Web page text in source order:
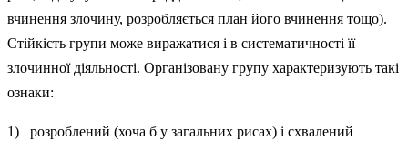
вчинення злочину, розробляється план його вчинення тощо).
Стійкість групи може виражатися і в систематичності її
злочин­ної діяльності. Організовану групу характеризують такі
ознаки:
1) розроблений (хоча б у загальних рисах) і схвалений